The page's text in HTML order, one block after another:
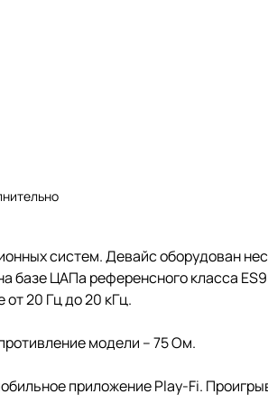
систем. Девайс оборудован
базе ЦАПа референсного класса
20 Гц до 20 кГц.
модели – 75 Ом.
приложение Play-Fi.